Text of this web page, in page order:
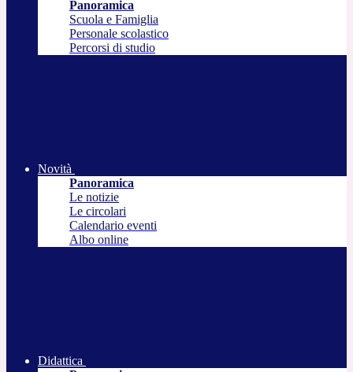
Panoramica
Scuola e Famiglia
Personale scolastico
Percorsi di studio
Novità
Panoramica
Le notizie
Le circolari
Calendario eventi
Albo online
Didattica